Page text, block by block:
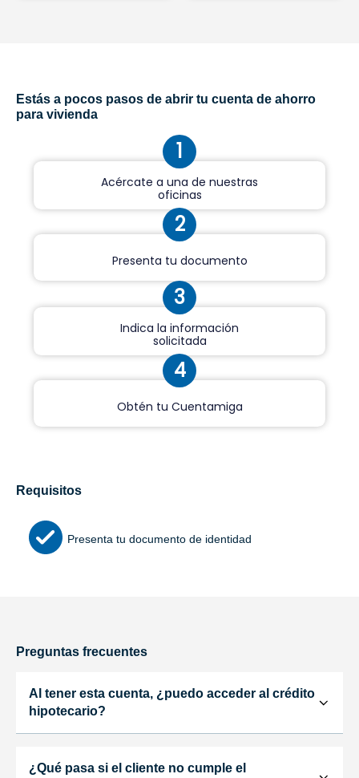
Estás a pocos pasos de abrir tu cuenta de ahorro
para vivienda
1
Acércate a una de nuestras
oficinas
2
Presenta tu documento
3
Indica la información
solicitada
4
Obtén tu Cuentamiga
Requisitos
Presenta tu documento de identidad
Preguntas frecuentes
Al tener esta cuenta, ¿puedo acceder al crédito
hipotecario?
¿Qué pasa si el cliente no cumple el